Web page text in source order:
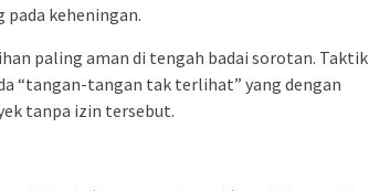
pada keheningan.
paling aman di tengah badai sorotan. Taktik
“tangan-tangan tak terlihat” yang dengan
tanpa izin tersebut.